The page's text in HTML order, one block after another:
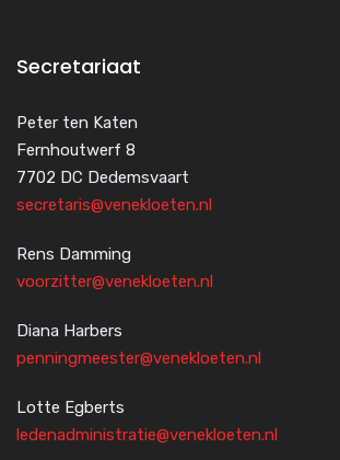
Secretariaat
Peter ten Katen
Fernhoutwerf 8
7702 DC Dedemsvaart
secretaris@venekloeten.nl
Rens Damming
voorzitter@venekloeten.nl
Diana Harbers
penningmeester@venekloeten.nl
Lotte Egberts
ledenadministratie@venekloeten.nl